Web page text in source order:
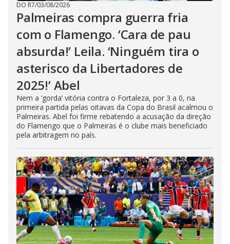
DO R7/03/08/2026
Palmeiras compra guerra fria
com o Flamengo. ‘Cara de pau
absurda!’ Leila. ‘Ninguém tira o
asterisco da Libertadores de
2025!’ Abel
Nem a ‘gorda’ vitória contra o Fortaleza, por 3 a 0, na
primeira partida pelas oitavas da Copa do Brasil acalmou o
Palmeiras. Abel foi firme rebatendo a acusação da direção
do Flamengo que o Palmeiras é o clube mais beneficiado
pela arbitragem no país.